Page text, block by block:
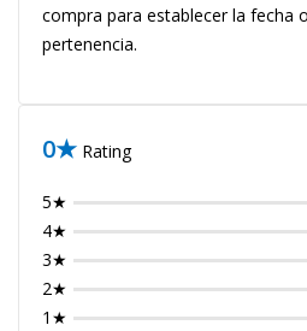
compra para establecer la fecha
pertenencia.
0★ Rating
5★
4★
3★
2★
1★